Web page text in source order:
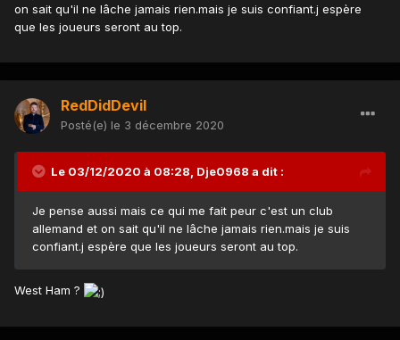
on sait qu'il ne lâche jamais rien.mais je suis confiant.j espère
que les joueurs seront au top.
RedDidDevil
Posté(e) le 3 décembre 2020
Le 03/12/2020 à 08:28, Dje0968 a dit :
Je pense aussi mais ce qui me fait peur c'est un club
allemand et on sait qu'il ne lâche jamais rien.mais je suis
confiant.j espère que les joueurs seront au top.
West Ham ?